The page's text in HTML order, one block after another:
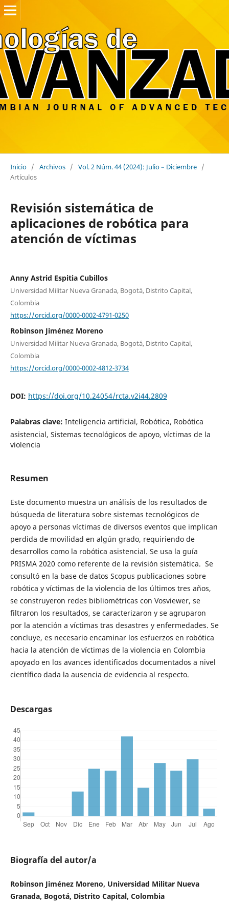
Inicio / Archivos / Vol. 2 Núm. 44 (2024): Julio – Diciembre /
Artículos
Revisión sistemática de
aplicaciones de robótica para
atención de víctimas
Anny Astrid Espitia Cubillos
Universidad Militar Nueva Granada, Bogotá, Distrito Capital,
Colombia
https://orcid.org/0000-0002-4791-0250
Robinson Jiménez Moreno
Universidad Militar Nueva Granada, Bogotá, Distrito Capital,
Colombia
https://orcid.org/0000-0002-4812-3734
DOI: https://doi.org/10.24054/rcta.v2i44.2809
Palabras clave: Inteligencia artificial, Robótica, Robótica
asistencial, Sistemas tecnológicos de apoyo, víctimas de la
violencia
Resumen
Este documento muestra un análisis de los resultados de
búsqueda de literatura sobre sistemas tecnológicos de
apoyo a personas víctimas de diversos eventos que implican
perdida de movilidad en algún grado, requiriendo de
desarrollos como la robótica asistencial. Se usa la guía
PRISMA 2020 como referente de la revisión sistemática. Se
consultó en la base de datos Scopus publicaciones sobre
robótica y víctimas de la violencia de los últimos tres años,
se construyeron redes bibliométricas con Vosviewer, se
filtraron los resultados, se caracterizaron y se agruparon
por la atención a víctimas tras desastres y enfermedades. Se
concluye, es necesario encaminar los esfuerzos en robótica
hacia la atención de víctimas de la violencia en Colombia
apoyado en los avances identificados documentados a nivel
científico dada la ausencia de evidencia al respecto.
Descargas
Biografía del autor/a
Robinson Jiménez Moreno, Universidad Militar Nueva
Granada, Bogotá, Distrito Capital, Colombia